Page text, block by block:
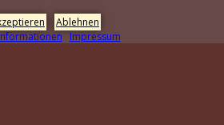
Ablehnen
Impressum